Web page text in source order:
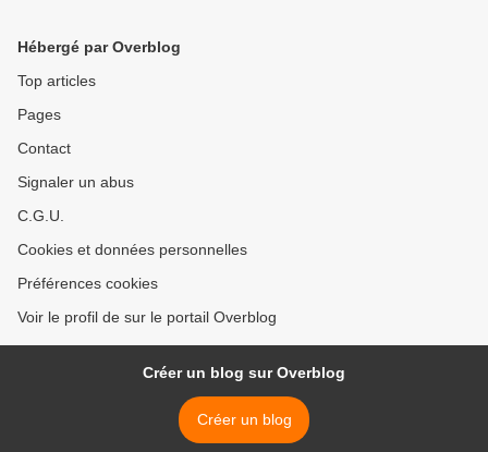
Hébergé par Overblog
Top articles
Pages
Contact
Signaler un abus
C.G.U.
Cookies et données personnelles
Préférences cookies
Voir le profil de sur le portail Overblog
Créer un blog sur Overblog
Créer un blog